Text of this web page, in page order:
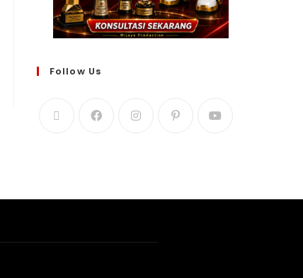
Follow Us
Create The Impression